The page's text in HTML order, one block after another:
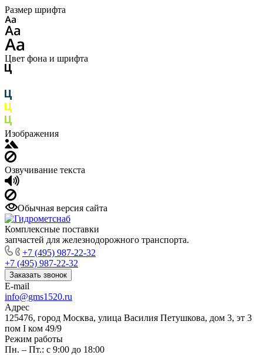
Размер шрифта
Цвет фона и шрифта
Изображения
Озвучивание текста
Обычная версия сайта
Комплексные поставки
запчастей для железнодорожного транспорта.
+7 (495) 987-22-32
+7 (495) 987-22-32
Заказать звонок
E-mail
info@gms1520.ru
Адрес
125476, город Москва, улица Василия Петушкова, дом 3, эт 3
пом I ком 49/9
Режим работы
Пн. – Пт.: с 9:00 до 18:00